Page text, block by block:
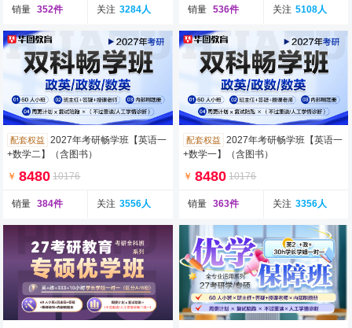
销量 352件 关注 3284人 销量 536件 关注 5108人
配套权益
2027年考研畅学班【英语一
+数学二】（含图书）
￥ 8480 10176
销量 384件 关注 3556人
配套权益
2027年考研畅学班【英语一
+数学一】（含图书）
￥ 8480 10176
销量 363件 关注 3356人